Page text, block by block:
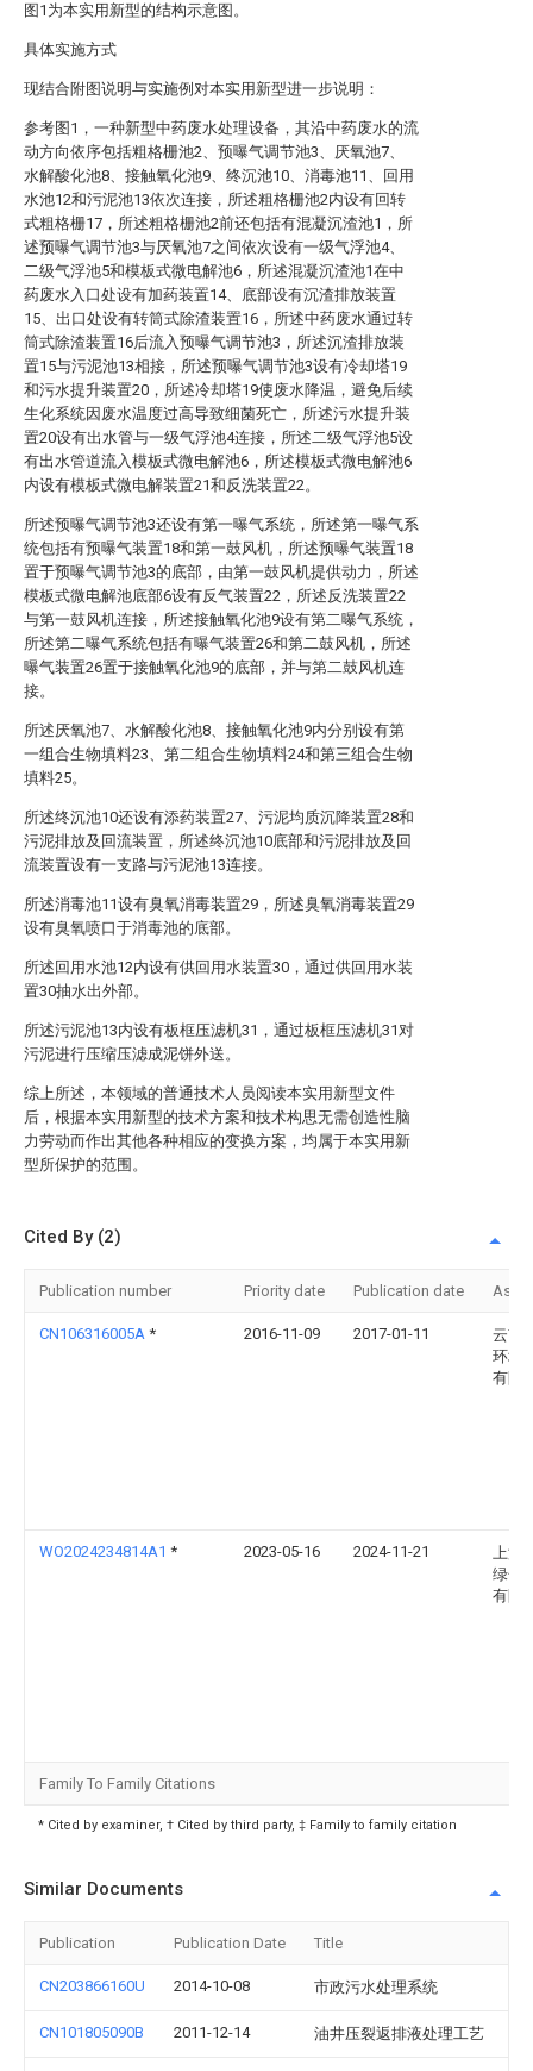
图1为本实用新型的结构示意图。
具体实施方式
现结合附图说明与实施例对本实用新型进一步说明：
参考图1，一种新型中药废水处理设备，其沿中药废水的流
动方向依序包括粗格栅池2、预曝气调节池3、厌氧池7、
水解酸化池8、接触氧化池9、终沉池10、消毒池11、回用
水池12和污泥池13依次连接，所述粗格栅池2内设有回转
式粗格栅17，所述粗格栅池2前还包括有混凝沉渣池1，所
述预曝气调节池3与厌氧池7之间依次设有一级气浮池4、
二级气浮池5和模板式微电解池6，所述混凝沉渣池1在中
药废水入口处设有加药装置14、底部设有沉渣排放装置
15、出口处设有转筒式除渣装置16，所述中药废水通过转
筒式除渣装置16后流入预曝气调节池3，所述沉渣排放装
置15与污泥池13相接，所述预曝气调节池3设有冷却塔19
和污水提升装置20，所述冷却塔19使废水降温，避免后续
生化系统因废水温度过高导致细菌死亡，所述污水提升装
置20设有出水管与一级气浮池4连接，所述二级气浮池5设
有出水管道流入模板式微电解池6，所述模板式微电解池6
内设有模板式微电解装置21和反洗装置22。
所述预曝气调节池3还设有第一曝气系统，所述第一曝气系
统包括有预曝气装置18和第一鼓风机，所述预曝气装置18
置于预曝气调节池3的底部，由第一鼓风机提供动力，所述
模板式微电解池底部6设有反气装置22，所述反洗装置22
与第一鼓风机连接，所述接触氧化池9设有第二曝气系统，
所述第二曝气系统包括有曝气装置26和第二鼓风机，所述
曝气装置26置于接触氧化池9的底部，并与第二鼓风机连
接。
所述厌氧池7、水解酸化池8、接触氧化池9内分别设有第
一组合生物填料23、第二组合生物填料24和第三组合生物
填料25。
所述终沉池10还设有添药装置27、污泥均质沉降装置28和
污泥排放及回流装置，所述终沉池10底部和污泥排放及回
流装置设有一支路与污泥池13连接。
所述消毒池11设有臭氧消毒装置29，所述臭氧消毒装置29
设有臭氧喷口于消毒池的底部。
所述回用水池12内设有供回用水装置30，通过供回用水装
置30抽水出外部。
所述污泥池13内设有板框压滤机31，通过板框压滤机31对
污泥进行压缩压滤成泥饼外送。
综上所述，本领域的普通技术人员阅读本实用新型文件
后，根据本实用新型的技术方案和技术构思无需创造性脑
力劳动而作出其他各种相应的变换方案，均属于本实用新
型所保护的范围。
Cited By (2)
Publication number Priority date Publication date
CN106316005A * 2016-11-09 2017-01-11
云南
环境
有限
WO2024234814A1 * 2023-05-16 2024-11-21
上海
绿色
有限
Family To Family Citations
* Cited by examiner, † Cited by third party, ‡ Family to family citation
Similar Documents
Publication Publication Date Title
CN203866160U 2014-10-08 市政污水处理系统
CN101805090B 2011-12-14 油井压裂返排液处理工艺